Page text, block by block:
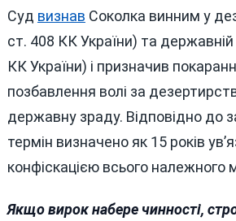
Суд визнав Соколка винним у
ст. 408 КК України) та державній
КК України) і призначив
позбавлення волі за
державну зраду. Відповідно до
термін визначено як 15 років
конфіскацією всього належного
Якщо вирок набере чинності,